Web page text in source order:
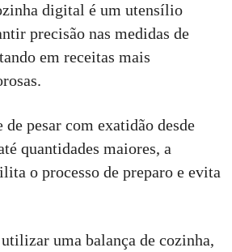
digital é um utensílio
precisão nas medidas de
em receitas mais
de pesar com exatidão desde
quantidades maiores, a
o processo de preparo e evita
uma balança de cozinha,